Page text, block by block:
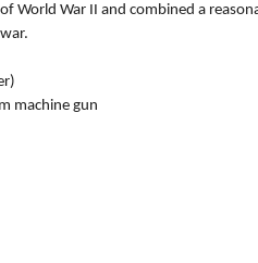
World War II and combined a
machine gun